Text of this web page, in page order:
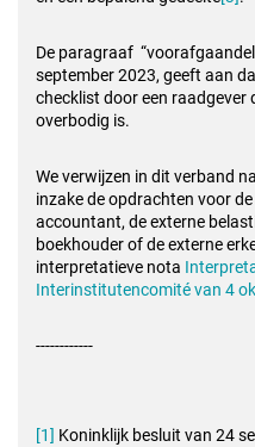
De paragraaf
september 2023, geeft aan
checklist door een raadgever
overbodig is.
We verwijzen in dit verband
inzake de opdrachten voor
accountant, de externe
boekhouder of de externe
interpretatieve nota
Interinstitutencomité van 4
------------
[1] Koninklijk besluit van 24